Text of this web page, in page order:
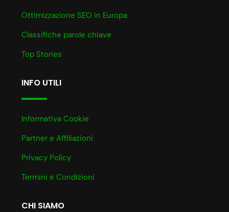
Ottimizzazione SEO in Europa
Classifiche parole chiave
Top Stories
INFO UTILI
Informativa Cookie
Partner e Affiliazioni
Privacy Policy
Termini e Condizioni
CHI SIAMO